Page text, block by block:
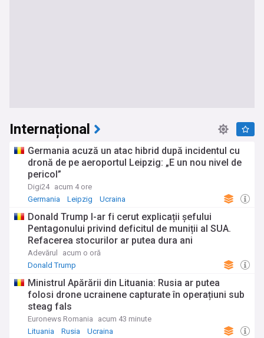
Internațional
Germania acuză un atac hibrid după incidentul cu
dronă de pe aeroportul Leipzig: „E un nou nivel de
pericol”
Digi24 acum 4 ore
Germania
Leipzig Ucraina
Donald Trump I-ar fi cerut explicații șefului
Pentagonului privind deficitul de muniții al SUA.
Refacerea stocurilor ar putea dura ani
Adevărul
acum o oră
Donald Trump
Ministrul Apărării din Lituania: Rusia ar putea
folosi drone ucrainene capturate în operațiuni sub
steag fals
Euronews Romania
acum 43 minute
Lituania
Rusia Ucraina